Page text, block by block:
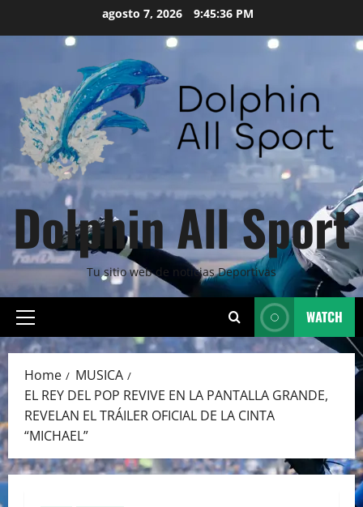
agosto 7, 2026 9:45:37 PM
Dolphin All Sport
Tu sitio web de noticias Deportivas
Primary
Menu
WATCH
Home
MUSICA
EL REY DEL POP REVIVE EN LA PANTALLA GRANDE,
REVELAN EL TRÁILER OFICIAL DE LA CINTA
“MICHAEL”